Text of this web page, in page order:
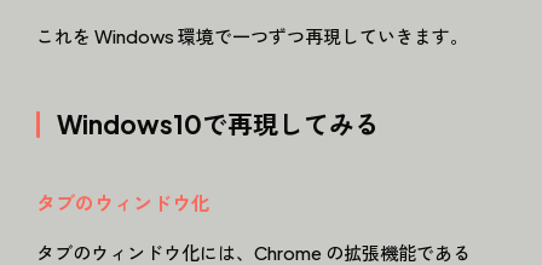
これを Windows 環境で一つずつ再現していきます。
Windows10で再現してみる
タブのウィンドウ化
タブのウィンドウ化には、Chrome の拡張機能である